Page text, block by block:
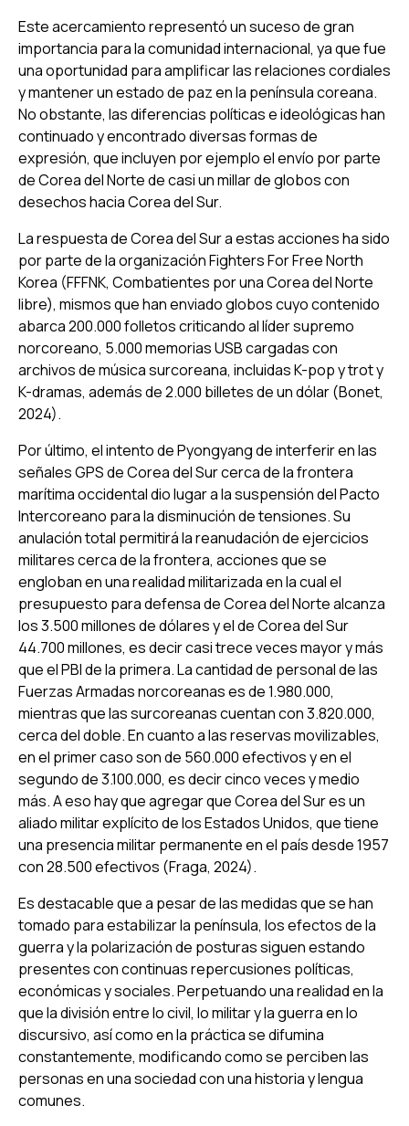
Este acercamiento representó un suceso de gran
importancia para la comunidad internacional, ya que fue
una oportunidad para amplificar las relaciones cordiales
y mantener un estado de paz en la península coreana.
No obstante, las diferencias políticas e ideológicas han
continuado y encontrado diversas formas de
expresión, que incluyen por ejemplo el envío por parte
de Corea del Norte de casi un millar de globos con
desechos hacia Corea del Sur.
La respuesta de Corea del Sur a estas acciones ha sido
por parte de la organización Fighters For Free North
Korea (FFFNK, Combatientes por una Corea del Norte
libre), mismos que han enviado globos cuyo contenido
abarca 200.000 folletos criticando al líder supremo
norcoreano, 5.000 memorias USB cargadas con
archivos de música surcoreana, incluidas K-pop ytroty
K-dramas, además de 2.000 billetes de un dólar (Bonet,
2024).
Por último, el intento de Pyongyang de interferir en las
señales GPS de Corea del Sur cerca de la frontera
marítima occidental dio lugar a la suspensión del Pacto
Intercoreano para la disminución de tensiones. Su
anulación total permitirá la reanudación de ejercicios
militares cerca de la frontera, acciones que se
engloban en una realidad militarizada en la cual el
presupuesto para defensa de Corea del Norte alcanza
los 3.500 millones de dólares y el de Corea del Sur
44.700 millones, es decir casi trece veces mayor y más
que el PBI de la primera. La cantidad de personal de las
Fuerzas Armadas norcoreanas es de 1.980.000,
mientras que las surcoreanas cuentan con 3.820.000,
cerca del doble. En cuanto a las reservas movilizables,
en el primer caso son de 560.000 efectivos y en el
segundo de 3.100.000, es decir cinco veces y medio
más. A eso hay que agregar que Corea del Sur es un
aliado militar explícito de los Estados Unidos, que tiene
una presencia militar permanente en el país desde 1957
con 28.500 efectivos (Fraga, 2024).
Es destacable que a pesar de las medidas que se han
tomado para estabilizar la península, los efectos de la
guerra y la polarización de posturas siguen estando
presentes con continuas repercusiones políticas,
económicas y sociales. Perpetuando una realidad en la
que la división entre lo civil, lo militar y la guerra en lo
discursivo, así como en la práctica se difumina
constantemente, modificando como se perciben las
personas en una sociedad con una historia y lengua
comunes.